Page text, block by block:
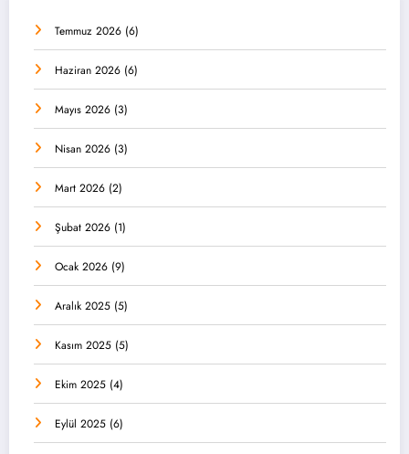
Temmuz 2026 (6)
Haziran 2026 (6)
Mayıs 2026 (3)
Nisan 2026 (3)
Mart 2026 (2)
Şubat 2026 (1)
Ocak 2026 (9)
Aralık 2025 (5)
Kasım 2025 (5)
Ekim 2025 (4)
Eylül 2025 (6)